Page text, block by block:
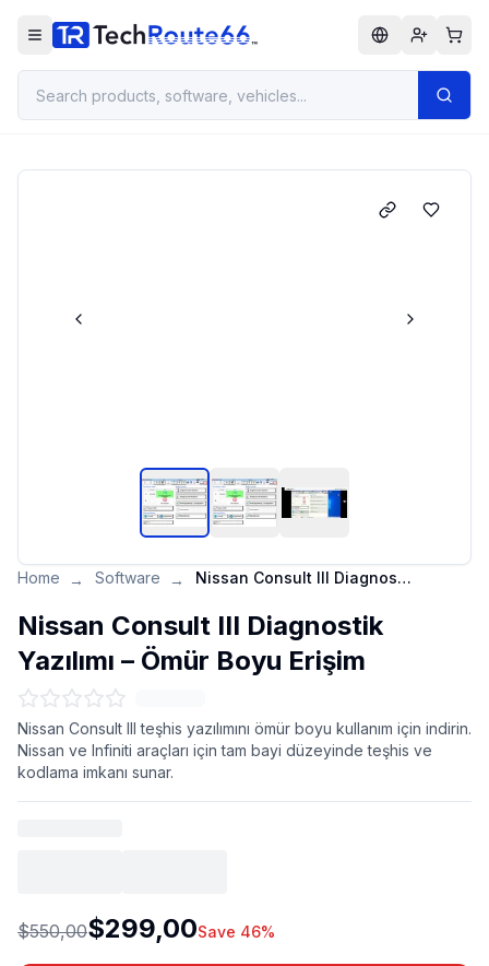
Home → Software → Nissan Consult III Diagnostik Yazılımı – Ömür Boyu Erişim
Nissan Consult III Diagnostik
Yazılımı – Ömür Boyu Erişim
Nissan Consult III teşhis yazılımını ömür boyu kullanım için indirin.
Nissan ve Infiniti araçları için tam bayi düzeyinde teşhis ve
kodlama imkanı sunar.
$550,00$299,00Save 46%